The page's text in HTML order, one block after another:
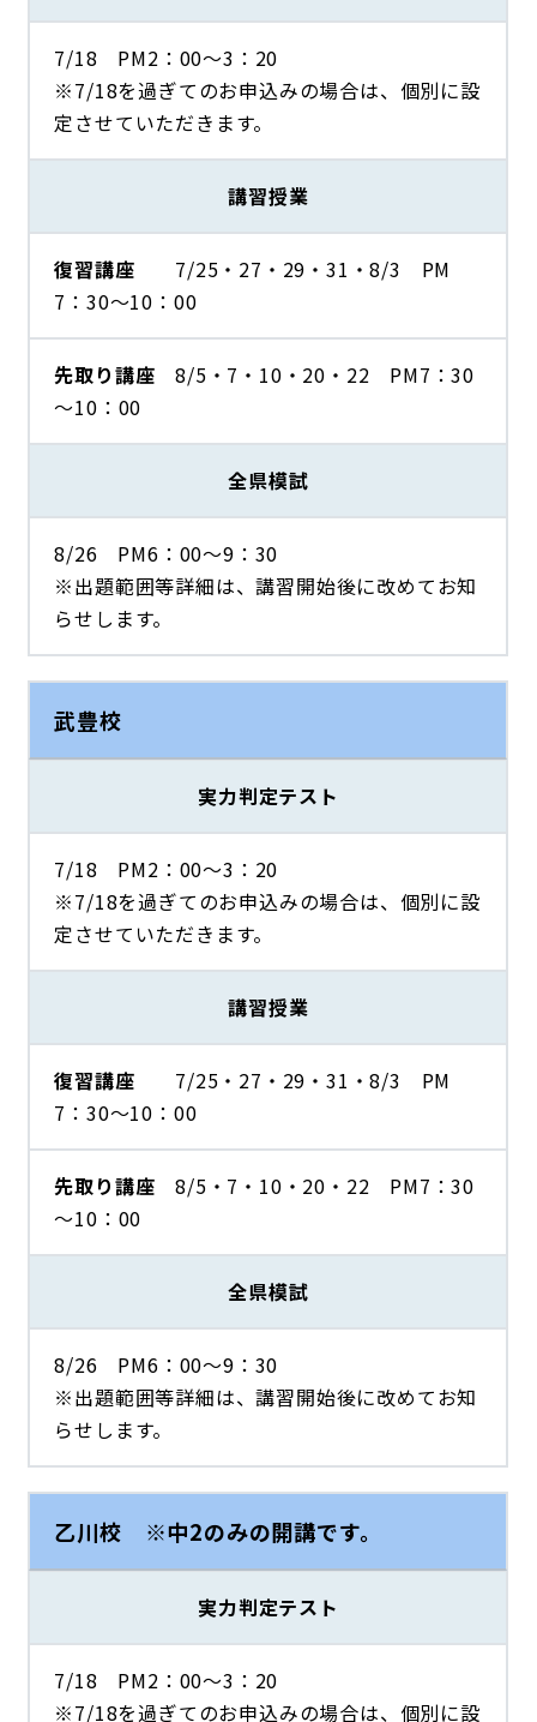
7/18 PM2：00～3：20
※7/18を過ぎてのお申込みの場合は、個別に設
定させていただきます。
講習授業
復習講座 7/25・27・29・31・8/3 PM
7：30～10：00
先取り講座8/5・7・10・20・22 PM7：30
～10：00
全県模試
8/26 PM6：00～9：30
※出題範囲等詳細は、講習開始後に改めてお知
らせします。
武豊校
実力判定テスト
7/18 PM2：00～3：20
※7/18を過ぎてのお申込みの場合は、個別に設
定させていただきます。
講習授業
復習講座 7/25・27・29・31・8/3 PM
7：30～10：00
先取り講座8/5・7・10・20・22 PM7：30
～10：00
全県模試
8/26 PM6：00～9：30
※出題範囲等詳細は、講習開始後に改めてお知
らせします。
乙川校 ※中2のみの開講です。
実力判定テスト
7/18 PM2：00～3：20
※7/18を過ぎてのお申込みの場合は、個別に設